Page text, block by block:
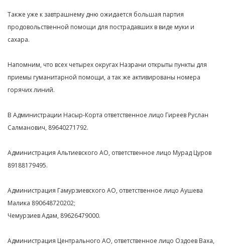
Также уже к завтрашнему дню ожидается большая партия
продовольственной помощи для пострадавших в виде муки и
сахара.
Напомним, что всех четырех округах Назрани открыты пункты для
приемы гуманитарной помощи, а так же активированы номера
горячих линий.
В Администрации Насыр-Корта ответственное лицо Гиреев Руслан
Салманович, 89640271792.
Администрация Альтиевского АО, ответственное лицо Мурад Цуров
89188179495.
Администрация Гамурзиевского АО, ответственное лицо Аушева
Малика 890648720202;
Чемурзиев Адам, 89626479000.
Администрация Центрального АО, ответственное лицо Оздоев Ваха,